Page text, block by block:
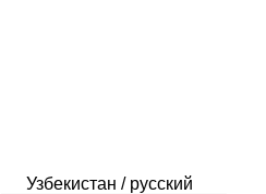
Узбекистан / русский